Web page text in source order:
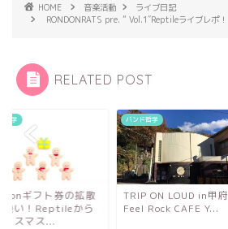
HOME 音楽活動
ライブ日記
RONDONRATS pre. ” Vol.1″Reptileライブレポ！
RELATED POST
哲学
ギフト券の拡散
強い！Reptileから
リスマス...
バンド哲学
TRIP ON LOUD in甲府
Feel Rock CAFE Y...